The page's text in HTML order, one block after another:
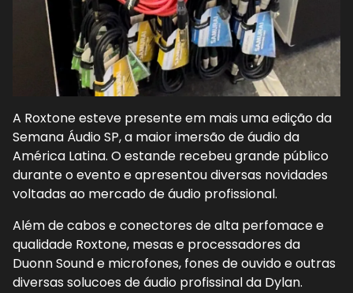
A Roxtone esteve presente em mais uma edição da
Semana Áudio SP, a maior imersão de áudio da
América Latina. O estande recebeu grande público
durante o evento e apresentou diversas novidades
voltadas ao mercado de áudio profissional.
Além de cabos e conectores de alta perfomace e
qualidade Roxtone, mesas e processadores da
Duonn Sound e microfones, fones de ouvido e outras
diversas solucoes de áudio profissinal da Dylan.